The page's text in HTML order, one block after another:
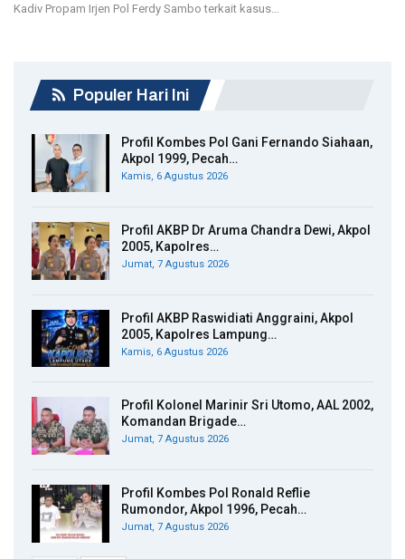
Kadiv Propam Irjen Pol Ferdy Sambo terkait kasus…
Populer Hari Ini
Profil Kombes Pol Gani Fernando Siahaan,
Akpol 1999, Pecah…
Kamis, 6 Agustus 2026
Profil AKBP Dr Aruma Chandra Dewi, Akpol
2005, Kapolres…
Jumat, 7 Agustus 2026
Profil AKBP Raswidiati Anggraini, Akpol
2005, Kapolres Lampung…
Kamis, 6 Agustus 2026
Profil Kolonel Marinir Sri Utomo, AAL 2002,
Komandan Brigade…
Jumat, 7 Agustus 2026
Profil Kombes Pol Ronald Reflie
Rumondor, Akpol 1996, Pecah…
Jumat, 7 Agustus 2026